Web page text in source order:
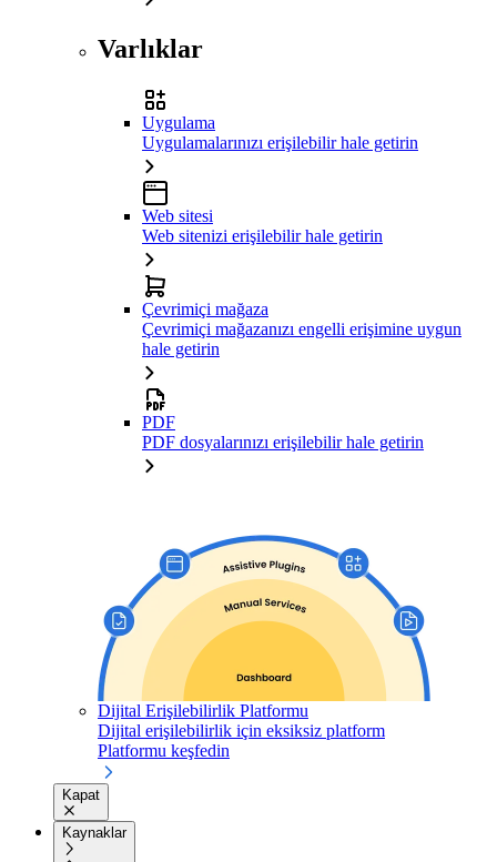
Varlıklar
Uygulama
Uygulamalarınızı erişilebilir hale getirin
Web sitesi
Web sitenizi erişilebilir hale getirin
Çevrimiçi mağaza
Çevrimiçi mağazanızı engelli erişimine uygun
hale getirin
PDF
PDF dosyalarınızı erişilebilir hale getirin
Dijital Erişilebilirlik Platformu
Dijital erişilebilirlik için eksiksiz platform
Platformu keşfedin
Kapat
Kaynaklar